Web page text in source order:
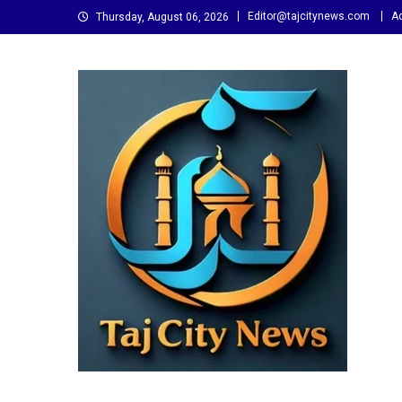
to
Thursday, August 06, 2026 Editor@tajcitynews.com